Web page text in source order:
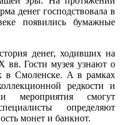
денег господствовала в
появились бумажные
денег, ходивших на
Гости музея узнают о
в Смоленске. А в рамках
редкости и
мероприятия смогут
определяют
монет и банкнот.